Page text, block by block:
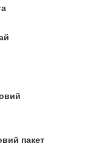
пакет